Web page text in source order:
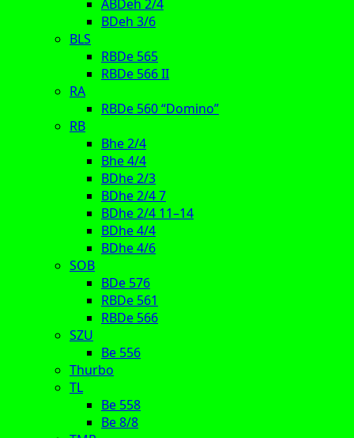
ABDeh 2/4
BDeh 3/6
BLS
RBDe 565
RBDe 566 II
RA
RBDe 560 “Domino”
RB
Bhe 2/4
Bhe 4/4
BDhe 2/3
BDhe 2/4 7
BDhe 2/4 11–14
BDhe 4/4
BDhe 4/6
SOB
BDe 576
RBDe 561
RBDe 566
SZU
Be 556
Thurbo
TL
Be 558
Be 8/8